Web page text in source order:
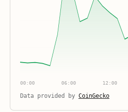
00:00 06:00 12:00
Data provided by CoinGecko